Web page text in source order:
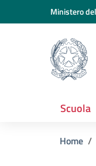
Vai ai contenuti
Vai al menu diMinistero
scuola
Scuola
Home